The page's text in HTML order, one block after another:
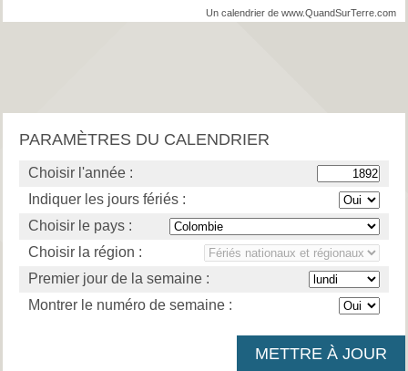
Un calendrier de www.QuandSurTerre.com
PARAMÈTRES DU CALENDRIER
Choisir l'année :
Indiquer les jours fériés :
Choisir le pays :
Choisir la région :
Premier jour de la semaine :
Montrer le numéro de semaine :